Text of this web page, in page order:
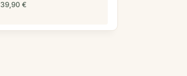
39,90 €